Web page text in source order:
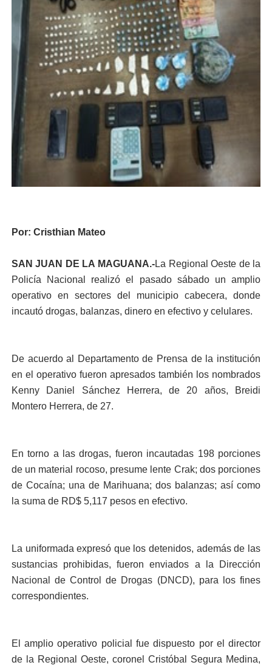
Por: Cristhian Mateo
SAN JUAN DE LA MAGUANA.-La Regional Oeste de la
Policía Nacional realizó el pasado sábado un amplio
operativo en sectores del municipio cabecera, donde
incautó drogas, balanzas, dinero en efectivo y celulares.
De acuerdo al Departamento de Prensa de la institución
en el operativo fueron apresados también los nombrados
Kenny Daniel Sánchez Herrera, de 20 años, Breidi
Montero Herrera, de 27.
En torno a las drogas, fueron incautadas 198 porciones
de un material rocoso, presume lente Crak; dos porciones
de Cocaína; una de Marihuana; dos balanzas; así como
la suma de RD$ 5,117 pesos en efectivo.
La uniformada expresó que los detenidos, además de las
sustancias prohibidas, fueron enviados a la Dirección
Nacional de Control de Drogas (DNCD), para los fines
correspondientes.
El amplio operativo policial fue dispuesto por el director
de la Regional Oeste, coronel Cristóbal Segura Medina,